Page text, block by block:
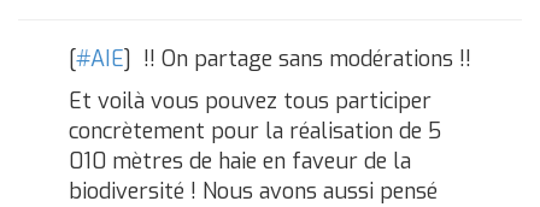
[#AIE] !! On partage sans modérations !!
Et voilà vous pouvez tous participer
concrètement pour la réalisation de 5
010 mètres de haie en faveur de la
biodiversité ! Nous avons aussi pensé